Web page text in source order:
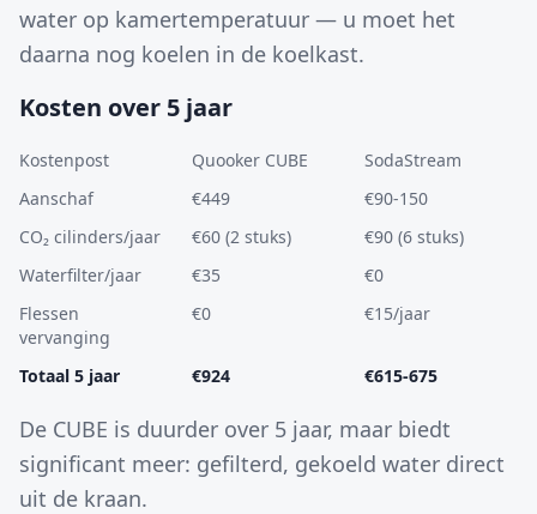
water op kamertemperatuur — u moet het
daarna nog koelen in de koelkast.
Kosten over 5 jaar
Kostenpost Quooker CUBE
SodaStream
Aanschaf
€449
€90-150
CO₂ cilinders/jaar
€60 (2 stuks)
€90 (6 stuks)
Waterfilter/jaar
€35
€0
Flessen
vervanging
€0 €15/jaar
Totaal 5 jaar €924 €615-675
De CUBE is duurder over 5 jaar, maar biedt
significant meer: gefilterd, gekoeld water direct
uit de kraan.